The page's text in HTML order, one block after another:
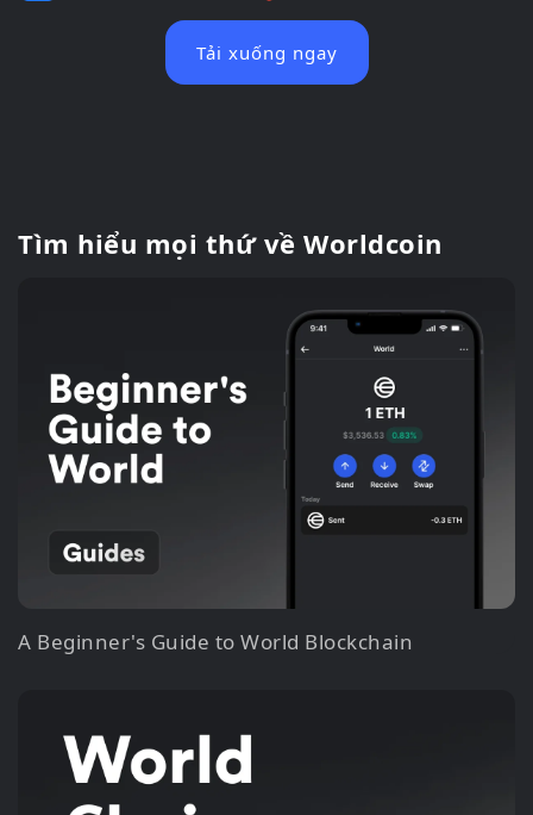
Tải xuống ngay
Tìm hiểu mọi thứ về Worldcoin
A Beginner's Guide to World Blockchain